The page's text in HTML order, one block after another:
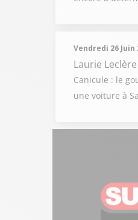
Vendredi 26 Juin
Laurie Leclère
Canicule : le
une voiture à